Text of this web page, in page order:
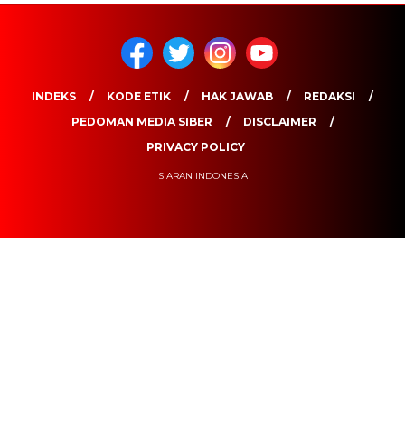
INDEKS KODE ETIK HAK JAWAB
REDAKSI
PEDOMAN MEDIA SIBER
DISCLAIMER
PRIVACY POLICY
SIARAN INDONESIA